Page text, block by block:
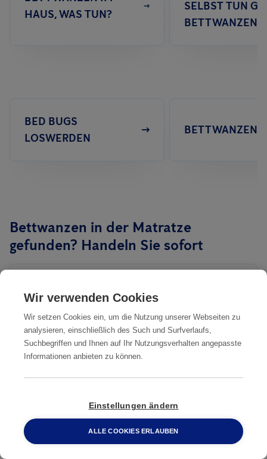
HAUS, WAS TUN?
SELBST TUN
BETTWANZEN?
BED BUGS
LOSWERDEN
Bettwanzen in der Matratze
gefunden? Handeln Sie sofort
Auswahl:
0800 2 33 04 00
Wir verwenden Cookies
Wir setzen Cookies ein, um die Nutzung unserer Webseiten zu
analysieren, einschließlich des Such und Surfverlaufs,
Suchbegriffen und Ihnen auf Ihr Nutzungsverhalten angepasste
Informationen anbieten zu können.
Einstellungen ändern
ALLE COOKIES ERLAUBEN